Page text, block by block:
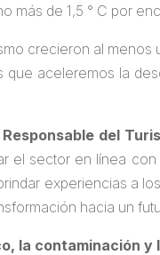
de 1,5 ° C por
crecieron al
aceleremos la
del
sector en línea
experiencias a
hacia un
la contaminación